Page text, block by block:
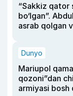
“Sakkiz qator
bo‘lgan”.
asrab qolgan
Dunyo
Mariupol
qozoni”dan
armiyasi bosh